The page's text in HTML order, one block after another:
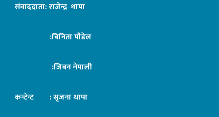
संवाददाता: राजेन्द्र थापा
:बिनिता पौडेल
:जिबन नेपाली
कन्टेन्ट : सृजना थापा